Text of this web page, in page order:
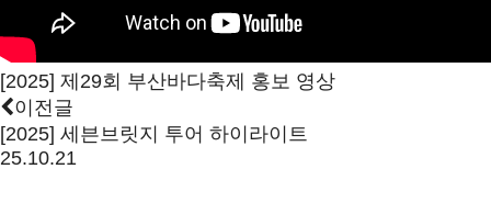
[2025] 제29회 부산바다축제 홍보 영상
이전글
[2025] 세븐브릿지 투어 하이라이트
25.10.21